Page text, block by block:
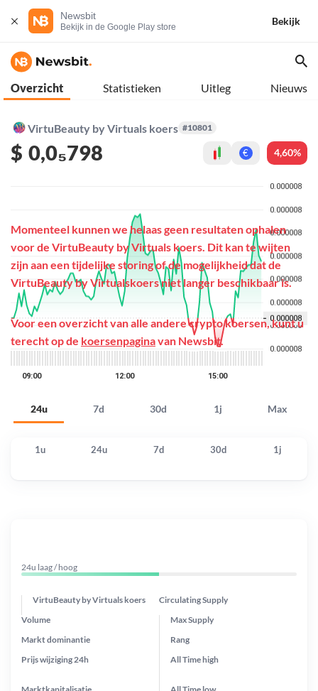
Newsbit
Bekijk in de Google Play store
Bekijk
Overzicht Statistieken Uitleg Nieuws
VirtuBeauty by Virtuals koers #10801
$ 0,0₅798 € 4,60%
24u 7d 30d 1j Max
Momenteel kunnen we helaas geen resultaten ophalen
voor de VirtuBeauty by Virtuals koers. Dit kan te wijten
zijn aan een tijdelijke storing of de mogelijkheid dat de
VirtuBeauty by Virtualskoers niet langer beschikbaar is.
Voor een overzicht van alle andere crypto koersen, kunt u
terecht op de koersenpaginavan Newsbit.
1u 24u 7d 30d 1j
24u laag / hoog
VirtuBeauty by Virtuals koers Circulating Supply
Prijs wijziging 24h
Max Supply
Markt dominantie
Volume
Rang
All Timehigh